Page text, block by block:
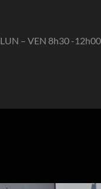
LUN – VEN 8h30 -